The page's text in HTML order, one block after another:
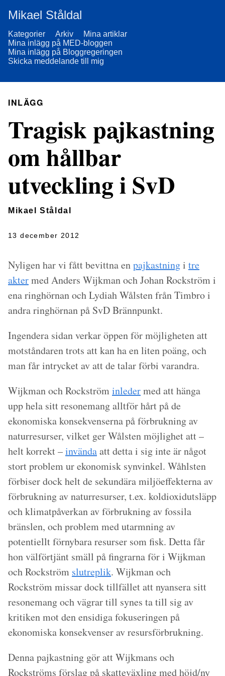
Mikael Ståldal
Kategorier Arkiv
Mina artiklar
Mina inlägg på MED-bloggen
Mina inlägg på Bloggregeringen
Skicka meddelande till mig
INLÄGG
Tragisk pajkastning
om hållbar
utveckling i SvD
Mikael Ståldal
13 december 2012
Nyligen har vi fått bevittna enpajkastningi tre
aktermed Anders Wijkman och Johan Rockström i
ena ringhörnan och Lydiah Wålsten från Timbro i
andra ringhörnan på SvD Brännpunkt.
Ingendera sidan verkar öppen för möjligheten att
motståndaren trots att kan ha en liten poäng, och
man får intrycket av att de talar förbi varandra.
Wijkman och Rockströminledermed att hänga
upp hela sitt resonemang alltför hårt på de
ekonomiska konsekvenserna på förbrukning av
naturresurser, vilket ger Wålsten möjlighet att –
helt korrekt –invändaatt detta i sig inte är något
stort problem ur ekonomisk synvinkel. Wåhlsten
förbiser dock helt de sekundära miljöeffekterna av
förbrukning av naturresurser, t.ex. koldioxidutsläpp
och klimatpåverkan av förbrukning av fossila
bränslen, och problem med utarmning av
potentiellt förnybara resurser som fisk. Detta får
hon välförtjänt smäll på fingrarna för i Wijkman
och Rockström slutreplik. Wijkman och
Rockström missar dock tillfället att nyansera sitt
resonemang och vägrar till synes ta till sig av
kritiken mot den ensidiga fokuseringen på
ekonomiska konsekvenser av resursförbrukning.
Denna pajkastning gör att Wijkmans och
Rockströms förslag på skatteväxling med höjd/ny